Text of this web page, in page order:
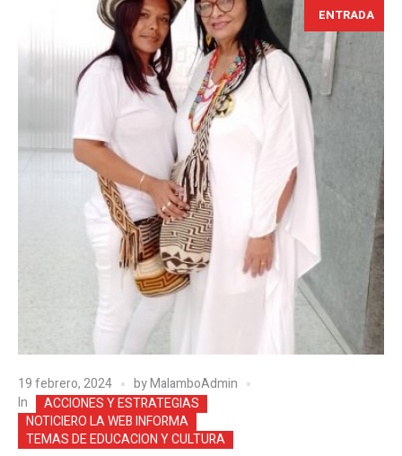
ENTRADA
19 febrero, 2024 byMalamboAdmin
In
ACCIONES Y ESTRATEGIAS
NOTICIERO LA WEB INFORMA
TEMAS DE EDUCACION Y CULTURA